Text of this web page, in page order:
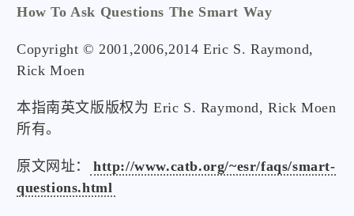
How To Ask Questions The Smart Way
Copyright © 2001,2006,2014 Eric S. Raymond,
Rick Moen
本指南英文版版权为 Eric S. Raymond, Rick Moen
所有。
原文网址：
http://www.catb.org/~esr/faqs/smart-
questions.html